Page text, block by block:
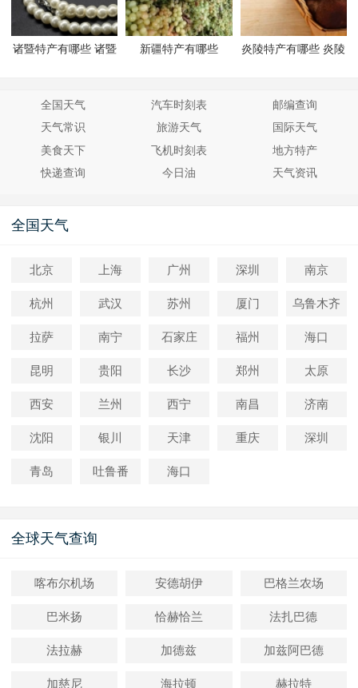
诸暨特产有哪些 诸暨
新疆特产有哪些
炎陵特产有哪些 炎陵
全国天气 汽车时刻表
邮编查询
天气常识
旅游天气
国际天气
美食天下
飞机时刻表
地方特产
快递查询
今日油 天气资讯
全国天气
北京 上海 广州 深圳 南京
杭州 武汉 苏州 厦门 乌鲁木齐
拉萨 南宁 石家庄 福州 海口
昆明 贵阳 长沙 郑州 太原
西安 兰州 西宁 南昌 济南
沈阳 银川 天津 重庆 深圳
青岛 吐鲁番 海口
全球天气查询
喀布尔机场 安德胡伊 巴格兰农场
巴米扬 恰赫恰兰 法扎巴德
法拉赫 加德兹 加兹阿巴德
加慈尼 海拉顿 赫拉特